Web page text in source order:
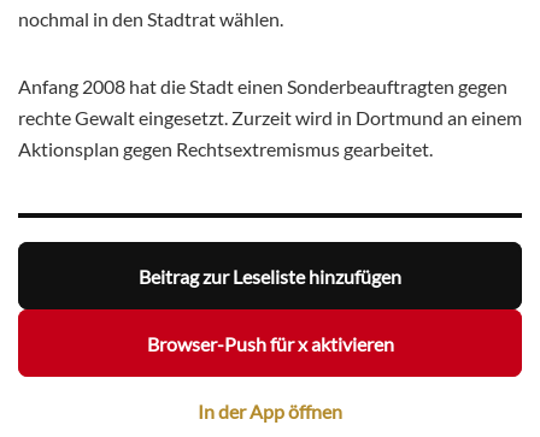
nochmal in den Stadtrat wählen.
Anfang 2008 hat die Stadt einen Sonderbeauftragten gegen
rechte Gewalt eingesetzt. Zurzeit wird in Dortmund an einem
Aktionsplan gegen Rechtsextremismus gearbeitet.
Beitrag zur Leseliste hinzufügen
Browser-Push für x aktivieren
In der App öffnen